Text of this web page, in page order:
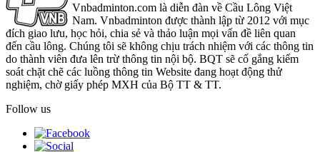
Vnbadminton.com là diễn đàn về Cầu Lông Việt
Nam. Vnbadminton được thành lập từ 2012 với mục
đích giao lưu, học hỏi, chia sẻ và thảo luận mọi vấn đề liên quan
đến cầu lông. Chúng tôi sẽ không chịu trách nhiệm với các thông tin
do thành viên đưa lên trừ thông tin nội bộ. BQT sẽ cố gắng kiểm
soát chặt chẽ các luồng thông tin Website đang hoạt động thử
nghiệm, chờ giấy phép MXH của Bộ TT & TT.
Follow us